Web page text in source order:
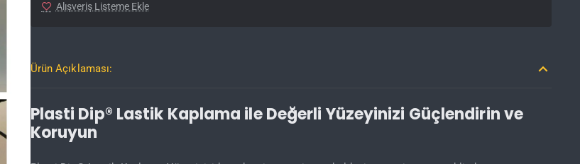
Alışveriş Listeme Ekle
Ürün Açıklaması:
Plasti Dip® Lastik Kaplama ile Değerli Yüzeyinizi Güçlendirin ve
Koruyun